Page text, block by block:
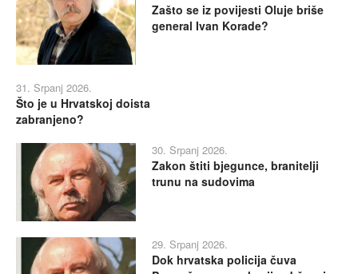
Zašto se iz povijesti Oluje briše
general Ivan Korade?
31. Srpanj 2026.
Što je u Hrvatskoj doista
zabranjeno?
30. Srpanj 2026.
Zakon štiti bjegunce, branitelji
trunu na sudovima
29. Srpanj 2026.
Dok hrvatska policija čuva